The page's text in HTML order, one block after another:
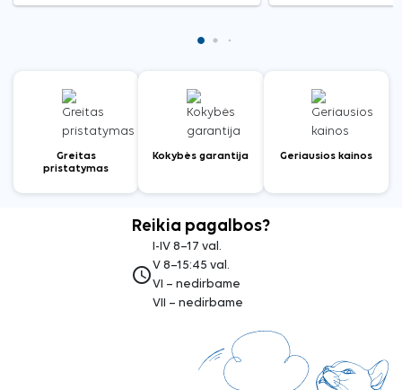
Greitas
pristatymas
Kokybės garantija Geriausios kainos
Reikia pagalbos?
access_time
I-IV 8–17 val.
V 8–15:45 val.
VI – nedirbame
VII – nedirbame